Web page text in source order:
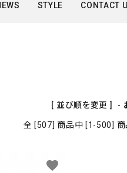
STYLE CONTACT
[ 並び順を変更 ] -
全 [507] 商品中 [1-500] 商
favorite